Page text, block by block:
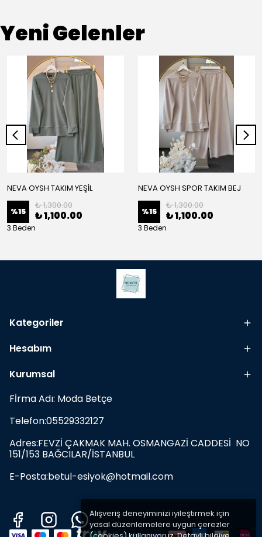
Alışveriş deneyiminizi iyileştirmek için
yasal düzenlemelere uygun çerezler
Yeni Gelenler
NEVA OYSH TAKIM YEŞİL
%15
₺ 1,300.00
₺ 1,100.00
3 Beden
NEVA OYSH SPOR TAKIM BEJ
%15
₺ 1,300.00
₺ 1,100.00
3 Beden
Kategoriler
Hesabım
Kurumsal
Fİrma Adı: Moda Betçe
Telefon:05529332127
Adres:FEVZİ ÇAKMAK MAH. OSMANGAZİ CADDESİ NO
151/153 BAĞCILAR/İSTANBUL
E-Posta:betul-esiyok@hotmail.com